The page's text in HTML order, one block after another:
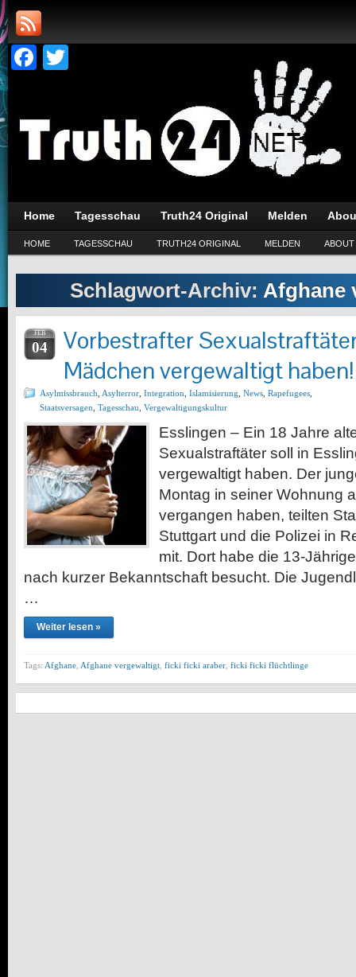
Facebook
Home Tagesschau Truth24 Original Melden
HOME TAGESSCHAU TRUTH24 ORIGINAL MELDEN ABOUT
Schlagwort-Archiv: Afghane
FEB
04
Vorbestrafter
Mädchen vergewaltigt haben!
Asylmissbrauch Asylterror Integration Islamisierung News Rapefugees
Staatsversagen Tagesschau Vergewaltigungskultur
Esslingen – Ein 18 Jahre
Sexualstraftäter soll in
vergewaltigt haben. Der
Montag in seiner Wohnung
vergangen haben, teilten
Stuttgart und die Polizei in
mit. Dort habe die 13-
nach kurzer Bekanntschaft besucht. Die
…
Weiter lesen »
Tags: Afghane Afghane vergewaltigt ficki ficki araber ficki ficki flüchtlinge